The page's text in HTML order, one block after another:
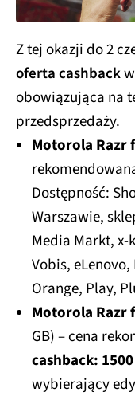
Z tej okazji do 2
oferta cashback
obowiązująca na
przedsprzedaży.
Motorola Razr
Dostępność:
Warszawie,
Media Markt,
Vobis,
Orange, Play,
Motorola Razr
GB) – cena
cashback: 1500
wybierający